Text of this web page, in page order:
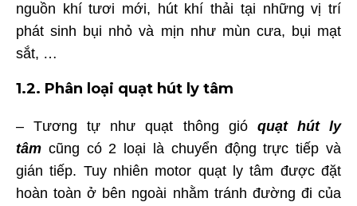
nguồn khí tươi mới, hút khí thải tại những vị trí
phát sinh bụi nhỏ và mịn như mùn cưa, bụi mạt
sắt, …
1.2. Phân loại quạt hút ly tâm
– Tương tự như quạt thông gió quạt hút ly
tâm cũng có 2 loại là chuyển động trực tiếp và
gián tiếp. Tuy nhiên motor quạt ly tâm được đặt
hoàn toàn ở bên ngoài nhằm tránh đường đi của